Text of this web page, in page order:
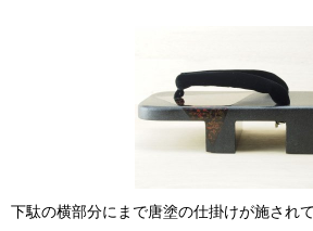
下駄の横部分にまで唐塗の仕掛けが施されて